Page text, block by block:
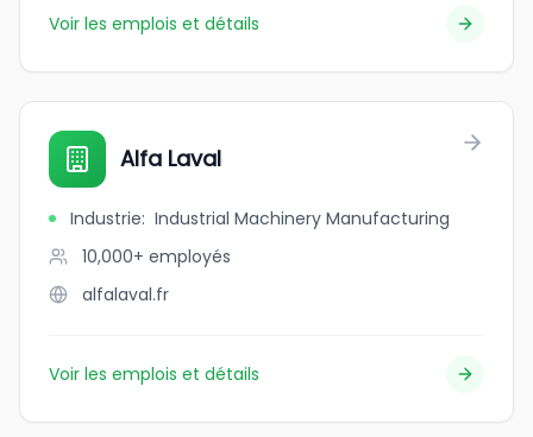
Voir les emplois et détails
Alfa Laval
Industrie: Industrial Machinery Manufacturing
10,000+ employés
alfalaval.fr
Voir les emplois et détails